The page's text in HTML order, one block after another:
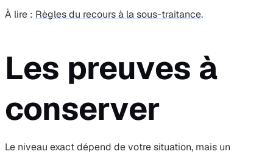
À lire : Règles du recours à la sous-traitance.
Les preuves à
conserver
Le niveau exact dépend de votre situation, mais un